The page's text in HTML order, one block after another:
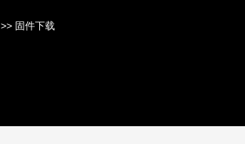
>> 固件下载